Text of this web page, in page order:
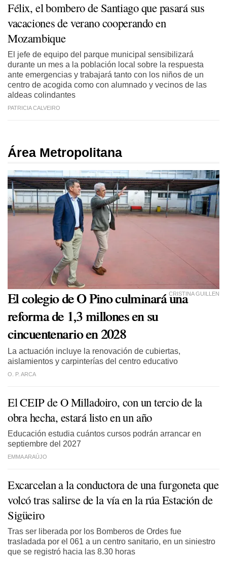
Félix, el bombero de Santiago que pasará sus
vacaciones de verano cooperando en
Mozambique
El jefe de equipo del parque municipal sensibilizará
durante un mes a la población local sobre la respuesta
ante emergencias y trabajará tanto con los niños de un
centro de acogida como con alumnado y vecinos de las
aldeas colindantes
PATRICIA CALVEIRO
Área Metropolitana
CRISTINA GUILLEN
El colegio de O Pino culminará una
reforma de 1,3 millones en su
cincuentenario en 2028
La actuación incluye la renovación de cubiertas,
aislamientos y carpinterías del centro educativo
O. P. ARCA
El CEIP de O Milladoiro, con un tercio de la
obra hecha, estará listo en un año
Educación estudia cuántos cursos podrán arrancar en
septiembre del 2027
EMMA ARAÚJO
Excarcelan a la conductora de una furgoneta que
volcó tras salirse de la vía en la rúa Estación de
Sigüeiro
Tras ser liberada por los Bomberos de Ordes fue
trasladada por el 061 a un centro sanitario, en un siniestro
que se registró hacia las 8.30 horas